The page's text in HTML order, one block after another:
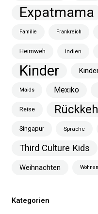
Expatmama
Familie Frankreich
Heimweh Indien
Kinder
Maids Mexiko
Reise
Singapur Sprache
Third Culture Kids
Weihnachten Wohnen
Kategorien